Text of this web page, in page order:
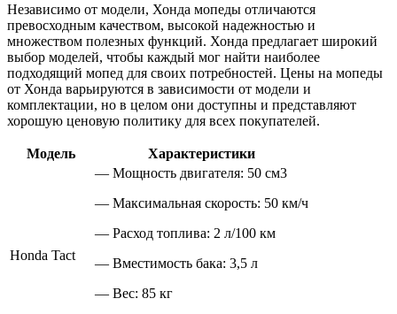
Независимо от модели, Хонда мопеды отличаются
превосходным качеством, высокой надежностью и
множеством полезных функций. Хонда предлагает широкий
выбор моделей, чтобы каждый мог найти наиболее
подходящий мопед для своих потребностей. Цены на мопеды
от Хонда варьируются в зависимости от модели и
комплектации, но в целом они доступны и представляют
хорошую ценовую политику для всех покупателей.
Модель Характеристики
Honda Tact
— Мощность двигателя: 50 см3
— Максимальная скорость: 50 км/ч
— Расход топлива: 2 л/100 км
— Вместимость бака: 3,5 л
— Вес: 85 кг